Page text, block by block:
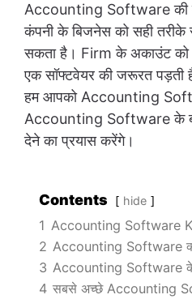
Accounting Software की
कंपनी के बिजनेस को सही
सकता है। Firm के अकाउंट
एक सॉफ्टवेयर की जरूरत
हम आपको Accounting
Accounting Software के
देने का प्रयास करेंगे।
Contents hide
1 Accounting Software
2 Accounting Software
3 Accounting Software
4 सबसे अच्छे Accounting